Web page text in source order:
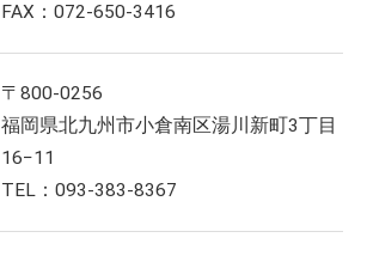
FAX：072-650-3416
〒800-0256
福岡県北九州市小倉南区湯川新町3丁目
16−11
TEL：093-383-8367